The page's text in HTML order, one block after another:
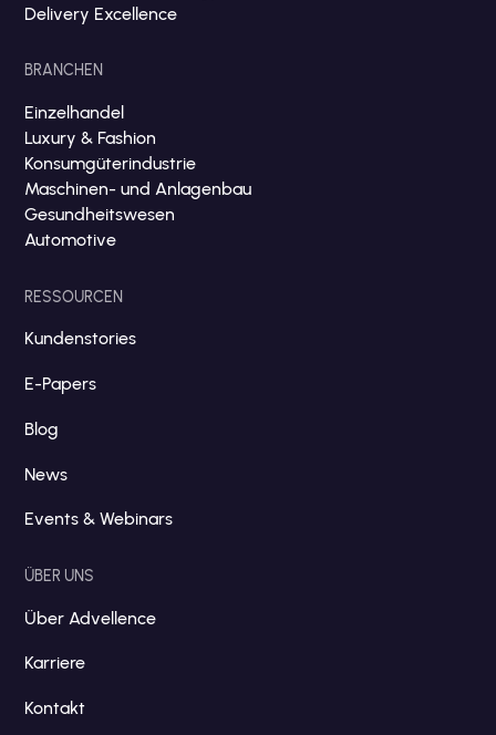
Delivery Excellence
BRANCHEN
Einzelhandel
Luxury & Fashion
Konsumgüterindustrie
Maschinen- und Anlagenbau
Gesundheitswesen
Automotive
RESSOURCEN
Kundenstories
E-Papers
Blog
News
Events & Webinars
ÜBER UNS
Über Advellence
Karriere
Kontakt